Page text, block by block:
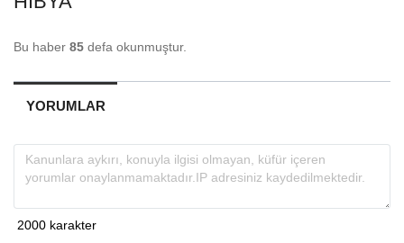
Bu haber 85 defa okunmuştur.
YORUMLAR